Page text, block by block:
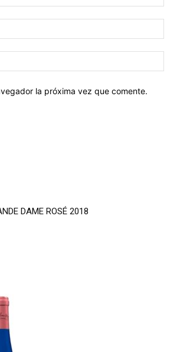
la próxima vez que comente.
DAME ROSÉ 2018
GASTRONÓMICA DE LA A-6